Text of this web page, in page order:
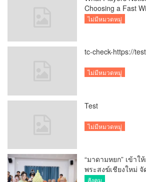
Choosing a Fast
UK
ไม่มีหมวดหมู่
tc-check-https://
ไม่มีหมวดหมู่
Test
ไม่มีหมวดหมู่
“มาดามหยก” เข้าใ
พระสงฆ์เชียงใหม่
รายรับรายจ่ายของ
สังคม